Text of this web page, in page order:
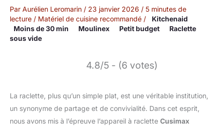
Par Aurélien Leromarin / 23 janvier 2026 / 5 minutes de
lecture / Matériel de cuisine recommandé /
Kitchenaid
Moins de 30 min
Moulinex Petit budget
Raclette
sous vide
4.8/5 - (6 votes)
La raclette, plus qu’un simple plat, est une véritable institution,
un synonyme de partage et de convivialité. Dans cet esprit,
nous avons mis à l’épreuve l’appareil à raclette Cusimax